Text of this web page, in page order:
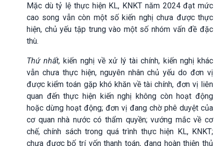
Mặc dù tỷ lệ thực hiện KL, KNKT năm 2024 đạt mức
cao song vẫn còn một số kiến nghị chưa được thực
hiện, chủ yếu tập trung vào một số nhóm vấn đề đặc
thù.
Thứ nhất,kiến nghị về xử lý tài chính, kiến nghị khác
vẫn chưa thực hiện, nguyên nhân chủ yếu do đơn vị
được kiểm toán gặp khó khăn về tài chính, đơn vị liên
quan đến thực hiện kiến nghị không còn hoạt động
hoặc dừng hoạt động; đơn vị đang chờ phê duyệt của
cơ quan nhà nước có thẩm quyền; vướng mắc về cơ
chế, chính sách trong quá trình thực hiện KL, KNKT;
chưa được bố trí vốn thanh toán, đang hoàn thiện thủ